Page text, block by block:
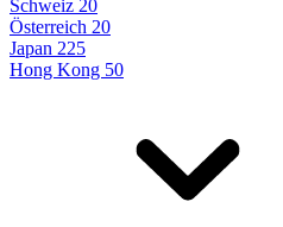
Schweiz 20
Österreich 20
Japan 225
Hong Kong 50